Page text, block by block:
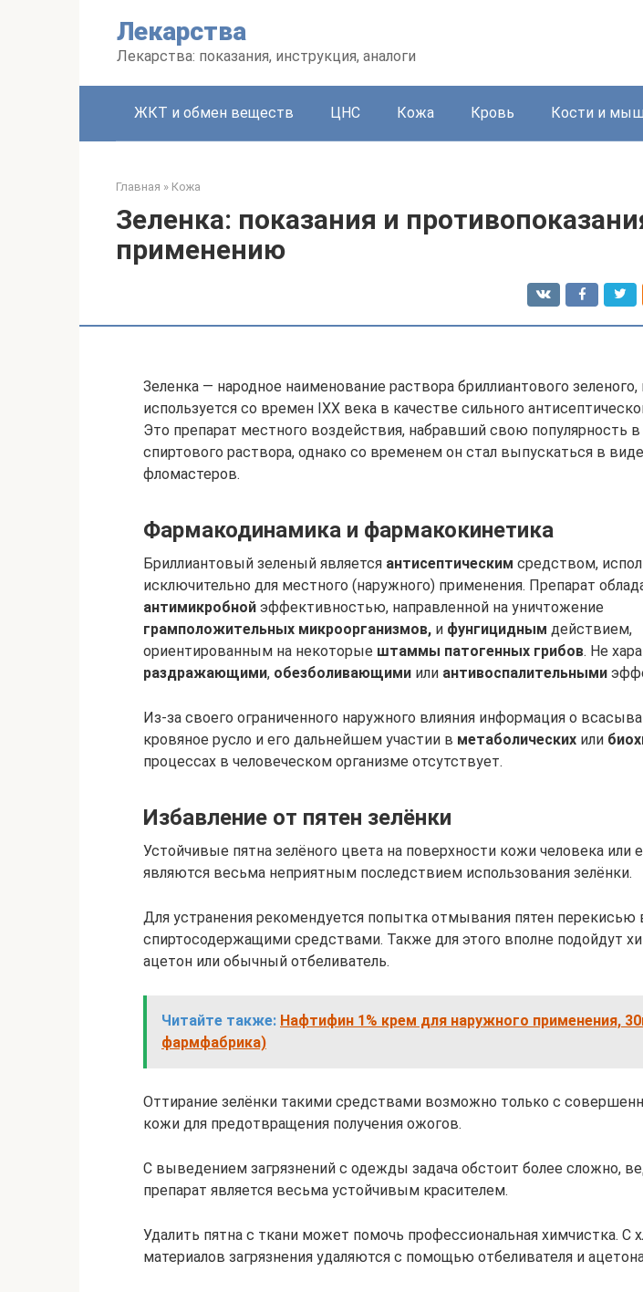
Лекарства
Лекарства: показания, инструкция, аналоги
ЖКТ и обмен веществ ЦНС Кожа Кровь Кости и
Главная » Кожа
Зеленка: показания и
применению
Зеленка — народное наименование раствора бриллиантового
используется со времен IXX века в качестве сильного
Это препарат местного воздействия, набравший свою популярность
спиртового раствора, однако со временем он стал выпускаться в
фломастеров.
Фармакодинамика и фармакокинетика
Бриллиантовый зеленый является антисептическим средством,
исключительно для местного (наружного) применения. Препарат
антимикробной эффективностью, направленной на уничтожение
грамположительных микроорганизмов, и фунгицидным действием,
ориентированным на некоторые штаммы патогенных грибов. Не
раздражающими, обезболивающими или антивоспалительными
Из-за своего ограниченного наружного влияния информация о
кровяное русло и его дальнейшем участии в метаболических или
процессах в человеческом организме отсутствует.
Избавление от пятен зелёнки
Устойчивые пятна зелёного цвета на поверхности кожи человека или
являются весьма неприятным последствием использования зелёнки.
Для устранения рекомендуется попытка отмывания пятен перекисью
спиртосодержащими средствами. Также для этого вполне подойдут
ацетон или обычный отбеливатель.
Читайте также: Нафтифин 1% крем для наружного применения,
фармфабрика)
Оттирание зелёнки такими средствами возможно только с
кожи для предотвращения получения ожогов.
С выведением загрязнений с одежды задача обстоит более сложно,
препарат является весьма устойчивым красителем.
Удалить пятна с ткани может помочь профессиональная химчистка. С
материалов загрязнения удаляются с помощью отбеливателя и